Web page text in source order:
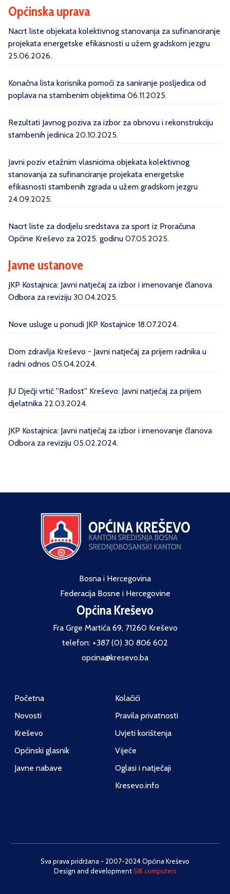
Općinska uprava
Nacrt liste objekata kolektivnog stanovanja za sufinanciranje
projekata energetske efikasnosti u užem gradskom jezgru
25.06.2026.
Konačna lista korisnika pomoći za saniranje posljedica od
poplava na stambenim objektima 06.11.2025.
Rezultati Javnog poziva za izbor za obnovu i rekonstrukciju
stambenih jedinica 20.10.2025.
Javni poziv etažnim vlasnicima objekata kolektivnog
stanovanja za sufinanciranje projekata energetske
efikasnosti stambenih zgrada u užem gradskom jezgru
24.09.2025.
Nacrt liste za dodjelu sredstava za sport iz Proračuna
Općine Kreševo za 2025. godinu 07.05.2025.
Javne ustanove
JKP Kostajnica: Javni natječaj za izbor i imenovanje članova
Odbora za reviziju 30.04.2025.
Nove usluge u ponudi JKP Kostajnice 18.07.2024.
Dom zdravlja Kreševo - Javni natječaj za prijem radnika u
radni odnos 05.04.2024.
JU Dječji vrtić ''Radost'' Kreševo: Javni natječaj za prijem
djelatnika 22.03.2024.
JKP Kostajnica: Javni natječaj za izbor i imenovanje članova
Odbora za reviziju 05.02.2024.
Bosna i Hercegovina
Federacija Bosne i Hercegovine
Općina Kreševo
Fra Grge Martića 69, 71260 Kreševo
telefon: +387 (0) 30 806 602
opcina@kresevo.ba
Početna
Novosti
Kreševo
Općinski glasnik
Javne nabave
Kolačići
Pravila privatnosti
Uvjeti korištenja
Vijeće
Oglasi i natječaji
Kresevo.info
Sva prava pridržana - 2007-2024 Općina Kreševo
Design and developmentSIK computers